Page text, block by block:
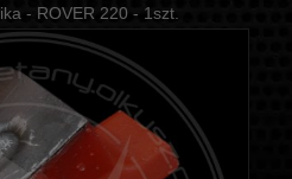
- ROVER 220 - 1szt.